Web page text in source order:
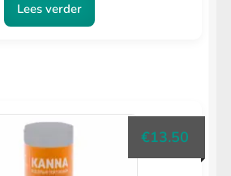
Lees verder
€13.50